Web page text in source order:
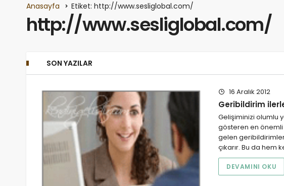
Anasayfa Etiket: http://www.sesliglobal.com/
http://www.sesliglobal.com/
SON YAZILAR
16 Aralık 2012
Geribildirim
Gelişiminizi olumlu
gösteren en önemli
gelen
çıkarır. Bu da hem
DEVAMINI OKU